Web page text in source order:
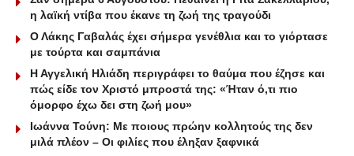
η λαϊκή ντίβα που έκανε τη ζωή της τραγούδι
Ο Λάκης Γαβαλάς έχει σήμερα γενέθλια και το γιόρτασε
με τούρτα και σαμπάνια
Η Αγγελική Ηλιάδη περιγράφει το θαύμα που έζησε και
πώς είδε τον Χριστό μπροστά της: «Ήταν ό,τι πιο
όμορφο έχω δει στη ζωή μου»
Ιωάννα Τούνη: Με ποιους πρώην κολλητούς της δεν
μιλά πλέον – Οι φιλίες που έληξαν ξαφνικά